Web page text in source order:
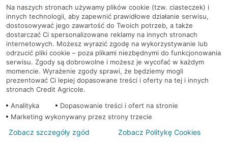
RODO
Regulamin serwisu
Mapa serwisu
PolitykaCookies
© 2026 Credit Agricole Bank Polska S.A. Wszelkie prawa zastrzeżone
Na naszych stronach używamy plików cookie (tzw. ciasteczek) i
innych technologii, aby zapewnić prawidłowe działanie serwisu,
dostosowywać jego zawartość do Twoich potrzeb, a także
dostarczać Ci spersonalizowane reklamy na innych stronach
internetowych. Możesz wyrazić zgodę na wykorzystywanie lub
odrzucić pliki cookie – poza plikami niezbędnymi do funkcjonowania
serwisu. Zgody są dobrowolne i możesz je wycofać w każdym
momencie. Wyrażenie zgody sprawi, że będziemy mogli
prezentować Ci lepiej dopasowane treści i oferty na tej i innych
stronach Credit Agricole.
Analityka
Dopasowanie treści i ofert na stronie
Marketing wykonywany przez strony trzecie
Zobacz szczegóły zgód Zobacz Politykę Cookies